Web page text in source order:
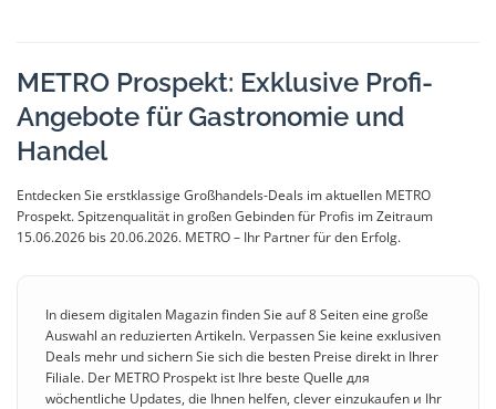
METRO Prospekt: Exklusive Profi-
Angebote für Gastronomie und
Handel
Entdecken Sie erstklassige Großhandels-Deals im aktuellen METRO
Prospekt. Spitzenqualität in großen Gebinden für Profis im Zeitraum
15.06.2026 bis 20.06.2026. METRO – Ihr Partner für den Erfolg.
In diesem digitalen Magazin finden Sie auf 8 Seiten eine große
Auswahl an reduzierten Artikeln. Verpassen Sie keine exкlusiven
Deals mehr und sichern Sie sich die besten Preise direkt in Ihrer
Filiale. Der METRO Prospekt ist Ihre beste Quelle для
wöchentliche Updates, die Ihnen helfen, clever einzukaufen и Ihr